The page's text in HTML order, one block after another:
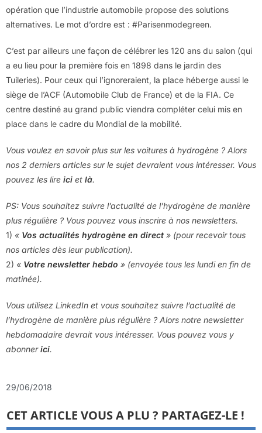
opération que l’industrie automobile propose des solutions
alternatives. Le mot d’ordre est : #Parisenmodegreen.
C’est par ailleurs une façon de célébrer les 120 ans du salon (qui
a eu lieu pour la première fois en 1898 dans le jardin des
Tuileries). Pour ceux qui l’ignoreraient, la place héberge aussi le
siège de l’ACF (Automobile Club de France) et de la FIA. Ce
centre destiné au grand public viendra compléter celui mis en
place dans le cadre du Mondial de la mobilité.
Vous voulez en savoir plus sur les voitures à hydrogène ? Alors
nos 2 derniers articles sur le sujet devraient vous intéresser. Vous
pouvez les lire ici et là.
PS: Vous souhaitez suivre l’actualité de l’hydrogène de manière
plus régulière ? Vous pouvez vous inscrire à nos newsletters.
1) « Vos actualités hydrogène en direct » (pour recevoir tous
nos articles dès leur publication).
2) « Votre newsletter hebdo » (envoyée tous les lundi en fin de
matinée).
Vous utilisez LinkedIn et vous souhaitez suivre l’actualité de
l’hydrogène de manière plus régulière ? Alors notre newsletter
hebdomadaire devrait vous intéresser. Vous pouvez vous y
abonnerici.
29/06/2018
CET ARTICLE VOUS A PLU ? PARTAGEZ-LE !